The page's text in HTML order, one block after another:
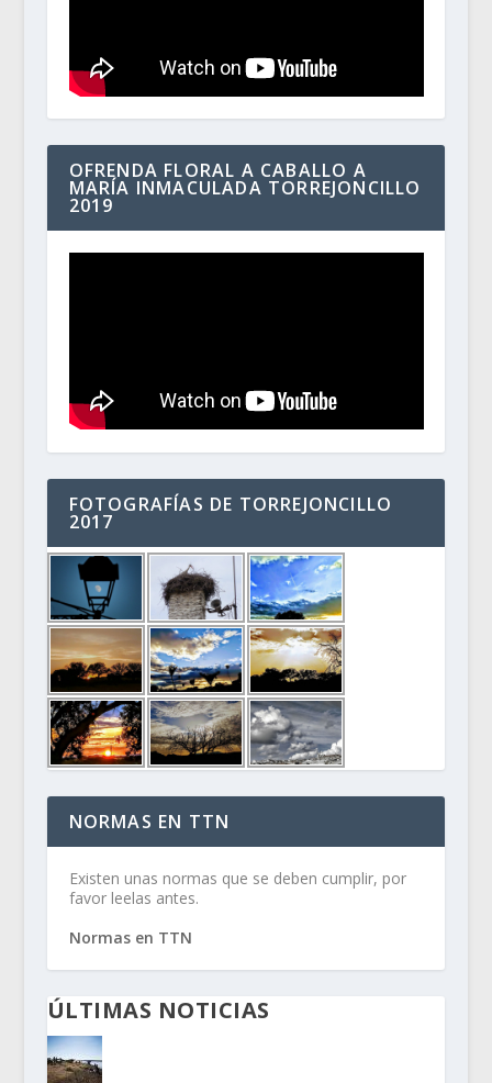
OFRENDA FLORAL A CABALLO A
MARÍA INMACULADA TORREJONCILLO
2019
FOTOGRAFÍAS DE TORREJONCILLO
2017
NORMAS EN TTN
Existen unas normas que se deben cumplir, por
favor leelas antes.
Normas en TTN
ÚLTIMAS NOTICIAS